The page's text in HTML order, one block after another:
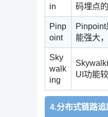
in
码埋点
Pinp
oint
能强大
Sky
walk
ing
UI功能
4.分布式链路追